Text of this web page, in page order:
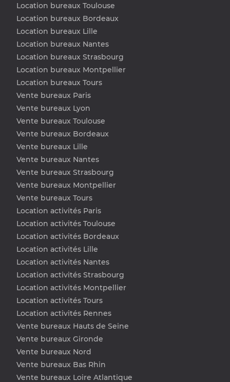
Location bureaux Toulouse
Location bureaux Bordeaux
Location bureaux Lille
Location bureaux Nantes
Location bureaux Strasbourg
Location bureaux Montpellier
Location bureaux Tours
Vente bureaux Paris
Vente bureaux Lyon
Vente bureaux Toulouse
Vente bureaux Bordeaux
Vente bureaux Lille
Vente bureaux Nantes
Vente bureaux Strasbourg
Vente bureaux Montpellier
Vente bureaux Tours
Location activités Paris
Location activités Toulouse
Location activités Bordeaux
Location activités Lille
Location activités Nantes
Location activités Strasbourg
Location activités Montpellier
Location activités Tours
Location activités Rennes
Vente bureaux Hauts de Seine
Vente bureaux Gironde
Vente bureaux Nord
Vente bureaux Bas Rhin
Vente bureaux Loire Atlantique